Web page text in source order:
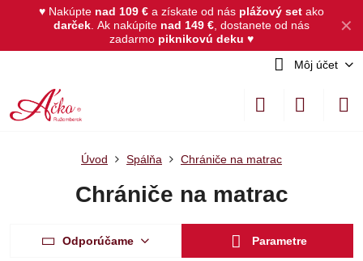
✕
♥ Nakúpte nad 109 € a získate od nás plážový set ako
darček Ak nakúpite nad 149 € , dostanete od nás
zadarmo piknikovú deku ♥
Môj účet
Úvod Spálňa Chrániče na matrac
Chrániče na matrac
Odporúčame Parametre